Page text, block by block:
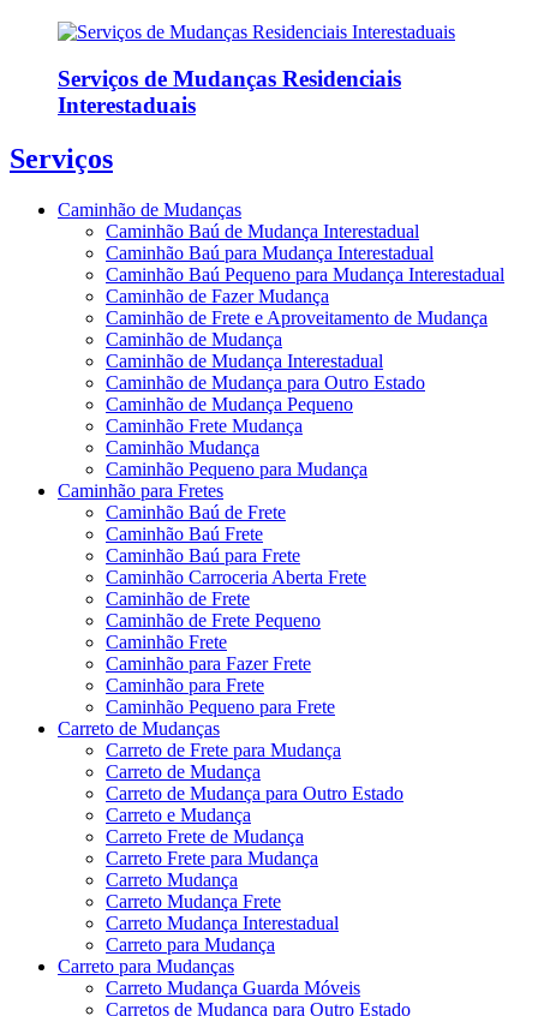
Serviços de Mudanças Residenciais
Interestaduais
Serviços
Caminhão de Mudanças
Caminhão Baú de Mudança Interestadual
Caminhão Baú para Mudança Interestadual
Caminhão Baú Pequeno para Mudança Interestadual
Caminhão de Fazer Mudança
Caminhão de Frete e Aproveitamento de Mudança
Caminhão de Mudança
Caminhão de Mudança Interestadual
Caminhão de Mudança para Outro Estado
Caminhão de Mudança Pequeno
Caminhão Frete Mudança
Caminhão Mudança
Caminhão Pequeno para Mudança
Caminhão para Fretes
Caminhão Baú de Frete
Caminhão Baú Frete
Caminhão Baú para Frete
Caminhão Carroceria Aberta Frete
Caminhão de Frete
Caminhão de Frete Pequeno
Caminhão Frete
Caminhão para Fazer Frete
Caminhão para Frete
Caminhão Pequeno para Frete
Carreto de Mudanças
Carreto de Frete para Mudança
Carreto de Mudança
Carreto de Mudança para Outro Estado
Carreto e Mudança
Carreto Frete de Mudança
Carreto Frete para Mudança
Carreto Mudança
Carreto Mudança Frete
Carreto Mudança Interestadual
Carreto para Mudança
Carreto para Mudanças
Carreto Mudança Guarda Móveis
Carretos de Mudança para Outro Estado